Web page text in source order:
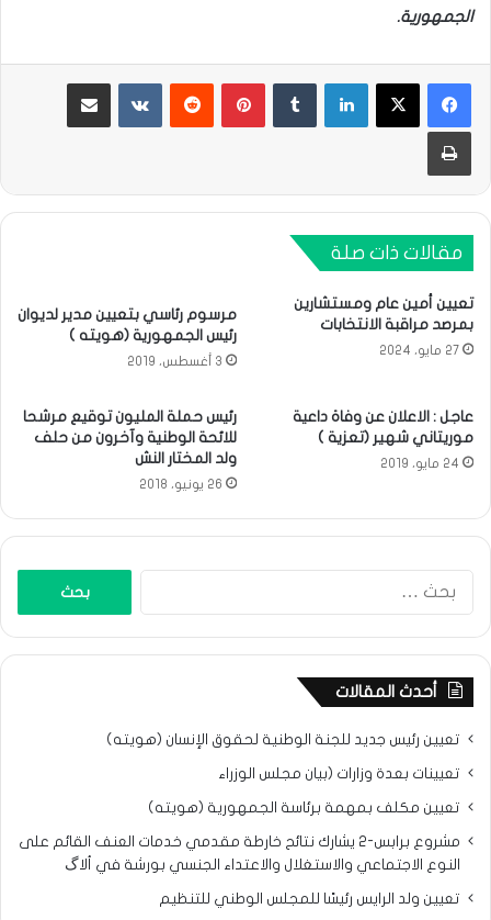
الجمهورية.
لينكدإن بينتيريست مشاركة عبر البريد
طباعة
مقالات ذات صلة
تعيين أمين عام ومستشارين
بمرصد مراقبة الانتخابات
27 مايو، 2024
مرسوم رئاسي بتعيين مدير لديوان
رئيس الجمهورية (هويته )
3 أغسطس، 2019
عاجل : الاعلان عن وفاة داعية
موريتاني شهير (تعزية )
24 مايو، 2019
رئيس حملة المليون توقيع مرشحا
للائحة الوطنية وآخرون من حلف
ولد المختار النش
26 يونيو، 2018
أحدث المقالات
تعيين رئيس جديد للجنة الوطنية لحقوق الإنسان (هويته)
تعيينات بعدة وزارات (بيان مجلس الوزراء
تعيين مكلف بمهمة برئاسة الجمهورية (هويته)
مشروع برابس-2 يشارك نتائح خارطة مقدمي خدمات العنف القائم على
النوع الاجتماعي والاستغلال والاعتداء الجنسي بورشة في ألاگ
تعيين ولد الرايس رئيسًا للمجلس الوطني للتنظيم